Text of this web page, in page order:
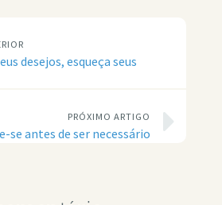
desejos, esqueça seus
PRÓXIMO ARTIGO
se antes de ser necessário